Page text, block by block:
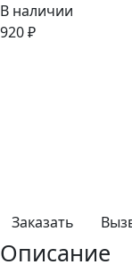
В наличии
920 ₽
Заказать
Описание